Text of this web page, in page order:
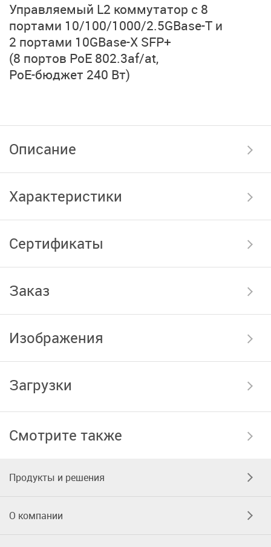
Управляемый L2 коммутатор с 8
портами 10/100/1000/2.5GBase-T и
2 портами 10GBase-X SFP+
(8 портов PoE 802.3af/at,
PoE-бюджет 240 Вт)
Описание
Характеристики
Сертификаты
Заказ
Изображения
Загрузки
Смотрите также
Продукты и решения
О компании